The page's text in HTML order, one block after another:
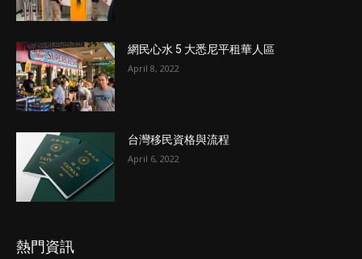
網民心水 5 大悉尼平租華人區
April 8, 2022
台灣移民資格與流程
April 6, 2022
熱門資訊